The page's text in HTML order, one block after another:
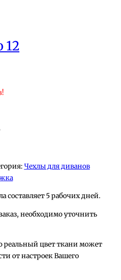
12
Чехлы для диванов
составляет 5 рабочих дней.
необходимо уточнить
реальный цвет ткани может
от настроек Вашего